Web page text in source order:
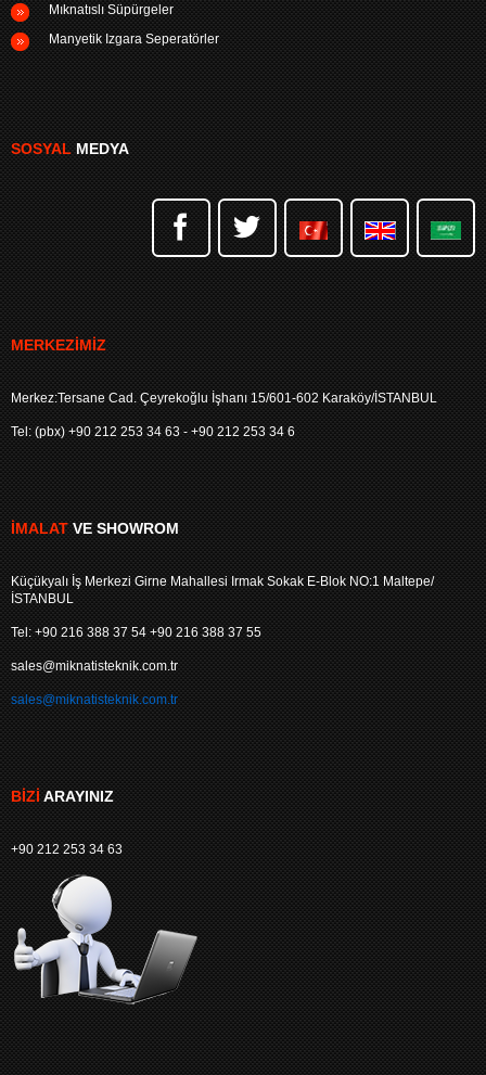
Mıknatıslı Süpürgeler
Manyetik Izgara Seperatörler
SOSYALMEDYA
MERKEZIMIZ
Merkez:Tersane Cad. Çeyrekoğlu İşhanı 15/601-602 Karaköy/İSTANBUL
Tel: (pbx) +90 212 253 34 63 - +90 212 253 34 6
İMALATVE SHOWROM
Küçükyalı İş Merkezi Girne Mahallesi Irmak Sokak E-Blok NO:1 Maltepe/
İSTANBUL
Tel: +90 216 388 37 54 +90 216 388 37 55
sales@miknatisteknik.com.tr
sales@miknatisteknik.com.tr
BIZIARAYINIZ
+90 212 253 34 63